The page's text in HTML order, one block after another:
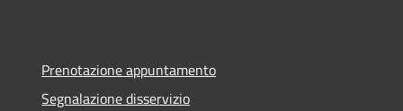
Prenotazione appuntamento
Segnalazione disservizio